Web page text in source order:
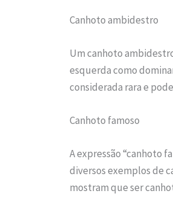
Canhoto ambidestro
Um canhoto
esquerda como
considerada rara e
Canhoto famoso
A expressão “canhoto
diversos exemplos de
mostram que ser